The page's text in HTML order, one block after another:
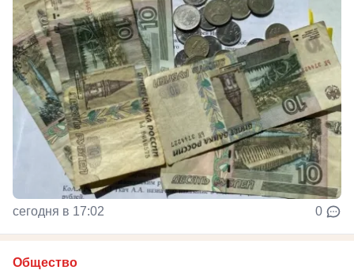
сегодня в 17:02 0
Общество